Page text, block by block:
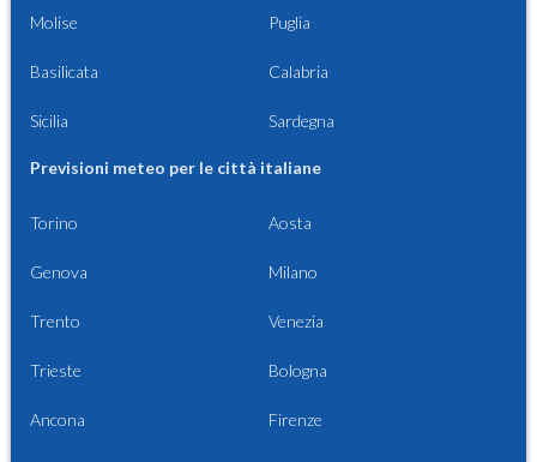
Molise Puglia
Basilicata Calabria
Sicilia Sardegna
Previsioni meteo per le città italiane
Torino Aosta
Genova Milano
Trento Venezia
Trieste Bologna
Ancona Firenze